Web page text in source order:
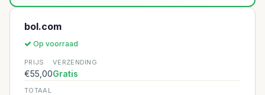
bol.com
Op voorraad
PRIJS
€55,00
VERZENDING
Gratis
TOTAAL